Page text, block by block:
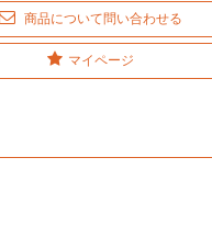
商品について問い合わせる
マイページ